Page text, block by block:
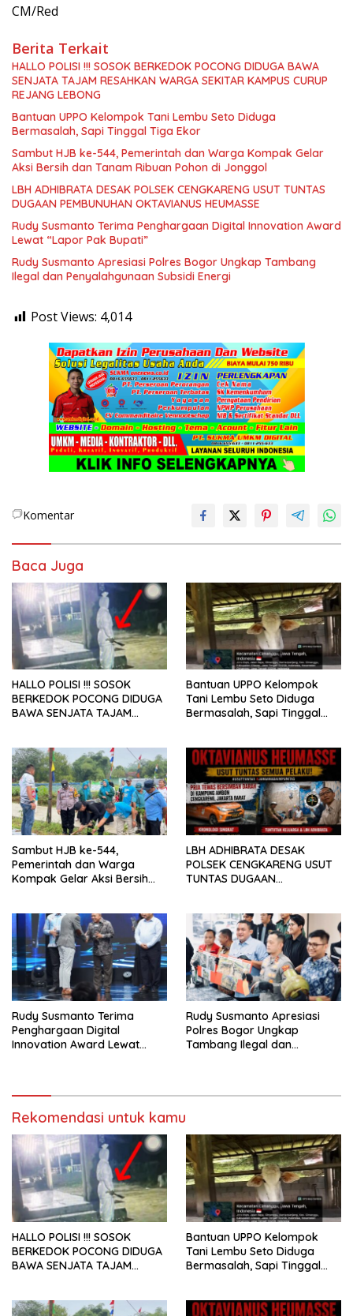
CM/Red
Berita Terkait
HALLO POLISI !!! SOSOK BERKEDOK POCONG DIDUGA BAWA
SENJATA TAJAM RESAHKAN WARGA SEKITAR KAMPUS CURUP
REJANG LEBONG
Bantuan UPPO Kelompok Tani Lembu Seto Diduga
Bermasalah, Sapi Tinggal Tiga Ekor
Sambut HJB ke-544, Pemerintah dan Warga Kompak Gelar
Aksi Bersih dan Tanam Ribuan Pohon di Jonggol
LBH ADHIBRATA DESAK POLSEK CENGKARENG USUT TUNTAS
DUGAAN PEMBUNUHAN OKTAVIANUS HEUMASSE
Rudy Susmanto Terima Penghargaan Digital Innovation Award
Lewat “Lapor Pak Bupati”
Rudy Susmanto Apresiasi Polres Bogor Ungkap Tambang
Ilegal dan Penyalahgunaan Subsidi Energi
Post Views: 4,014
Komentar
Baca Juga
HALLO POLISI !!! SOSOK
BERKEDOK POCONG DIDUGA
BAWA SENJATA TAJAM
LEBONG
Bantuan UPPO Kelompok
Tani Lembu Seto Diduga
Bermasalah, Sapi Tinggal
Sambut HJB ke-544,
Pemerintah dan Warga
Kompak Gelar Aksi Bersih
LBH ADHIBRATA DESAK
POLSEK CENGKARENG USUT
TUNTAS DUGAAN
Rudy Susmanto Terima
Penghargaan Digital
Innovation Award Lewat
Rudy Susmanto Apresiasi
Polres Bogor Ungkap
Tambang Ilegal dan
Rekomendasi untuk kamu
HALLO POLISI !!! SOSOK
BERKEDOK POCONG DIDUGA
BAWA SENJATA TAJAM
LEBONG
Bantuan UPPO Kelompok
Tani Lembu Seto Diduga
Bermasalah, Sapi Tinggal